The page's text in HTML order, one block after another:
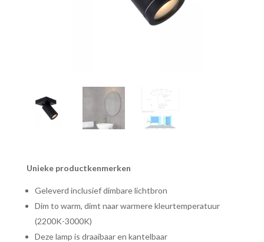
Unieke productkenmerken
Geleverd inclusief dimbare lichtbron
Dim to warm, dimt naar warmere kleurtemperatuur
(2200K-3000K)
Deze lamp is draaibaar en kantelbaar